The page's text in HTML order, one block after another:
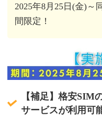
2025年8月25日(金)～
間限定！
【補足】格安SIM
サービスが利用可